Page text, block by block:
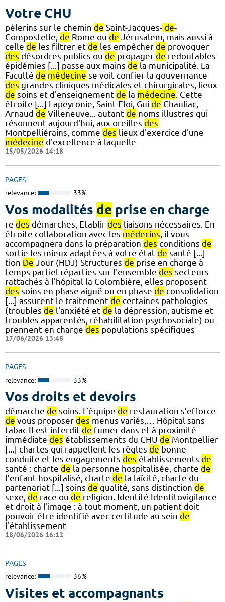
Votre CHU
pèlerins sur le chemin de Saint-Jacques- de-
Compostelle, de Rome ou de Jérusalem, mais aussi à
celle de les filtrer et de les empêcher de provoquer
des désordres publics ou de propager de redoutables
épidémies [...] passe aux mains de la municipalité. La
Faculté de médecine se voit confier la gouvernance
des grandes cliniques médicales et chirurgicales, lieux
de soins et d'enseignement de la médecine. Cette
étroite [...] Lapeyronie, Saint Eloi, Gui de Chauliac,
Arnaud de Villeneuve... autant de noms illustres qui
résonnent aujourd'hui, aux oreilles des
Montpelliérains, comme des lieux d'exercice d'une
médecine d'excellence à laquelle
15/05/2026 14:18
PAGES
relevance: 33%
Vos modalités de prise en charge
re des démarches, Etablir des liaisons nécessaires. En
étroite collaboration avec les médecins, il vous
accompagnera dans la préparation des conditions de
sortie les mieux adaptées à votre état de santé [...]
tion De Jour (HDJ) Structures de prise en charge à
temps partiel réparties sur l'ensemble des secteurs
rattachés à l'hôpital la Colombière, elles proposent
des soins en phase aiguë ou en phase de consolidation
[...] assurent le traitement de certaines pathologies
(troubles de l'anxiété et de la dépression, autisme et
troubles apparentés, réhabilitation psychosociale) ou
prennent en charge des populations spécifiques
17/06/2026 13:48
PAGES
relevance: 33%
Vos droits et devoirs
démarche de soins. L’équipe de restauration s’efforce
de vous proposer des menus variés,… Hôpital sans
tabac Il est interdit de fumer dans et à proximité
immédiate des établissements du CHU de Montpellier
[...] chartes qui rappellent les règles de bonne
conduite et les engagements des établissements de
santé : charte de la personne hospitalisée, charte de
l’enfant hospitalisé, charte de la laïcité, charte du
partenariat [...] soins de qualité, sans distinction de
sexe, de race ou de religion. Identité Identitovigilance
et droit à l'image : à tout moment, un patient doit
pouvoir être identifié avec certitude au sein de
l'établissement
18/06/2026 16:12
PAGES
relevance: 36%
Visites et accompagnants